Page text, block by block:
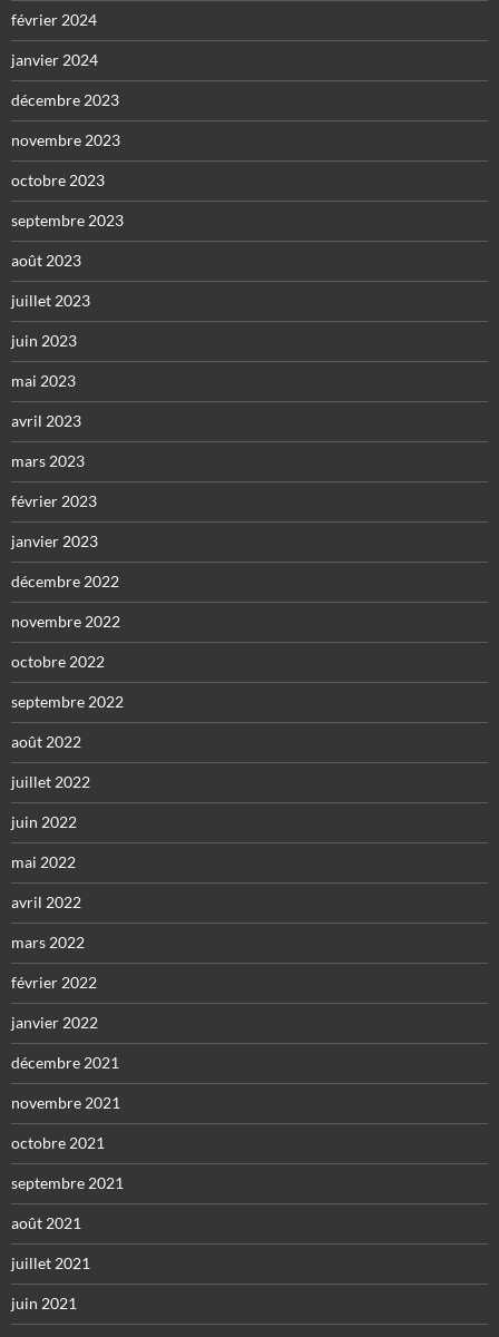
février 2024
janvier 2024
décembre 2023
novembre 2023
octobre 2023
septembre 2023
août 2023
juillet 2023
juin 2023
mai 2023
avril 2023
mars 2023
février 2023
janvier 2023
décembre 2022
novembre 2022
octobre 2022
septembre 2022
août 2022
juillet 2022
juin 2022
mai 2022
avril 2022
mars 2022
février 2022
janvier 2022
décembre 2021
novembre 2021
octobre 2021
septembre 2021
août 2021
juillet 2021
juin 2021